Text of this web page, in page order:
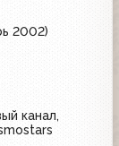
2002)
канал,